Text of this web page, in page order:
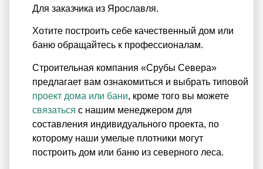
Для заказчика из Ярославля.
Хотите построить себе качественный дом или
баню обращайтесь к профессионалам.
Строительная компания «Срубы Севера»
предлагает вам ознакомиться и выбрать типовой
проект дома или бани, кроме того вы можете
связаться с нашим менеджером для
составления индивидуального проекта, по
которому наши умелые плотники могут
построить дом или баню из северного леса.